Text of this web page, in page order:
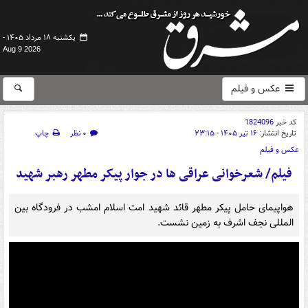
یکشنبه ۱۸ مرداد ۱۴۰۵ -
Aug 9 2026
عکس و فیلم
کد خبر1824096
تاریخ انتشار: ۱۶ تیر ۱۴۰۵ - ۲۳:۱۵ ۰ نظر
چاپ
عکس و فیلم
فیلم/ شعرخوانی عراقی ها در جوار پیکر مطهر رهبر شهید
هواپیمای حامل پیکر مطهر قائد شهید امت اسلام امشب در فرودگاه بین
المللی نجف اشرف به زمین نشست.